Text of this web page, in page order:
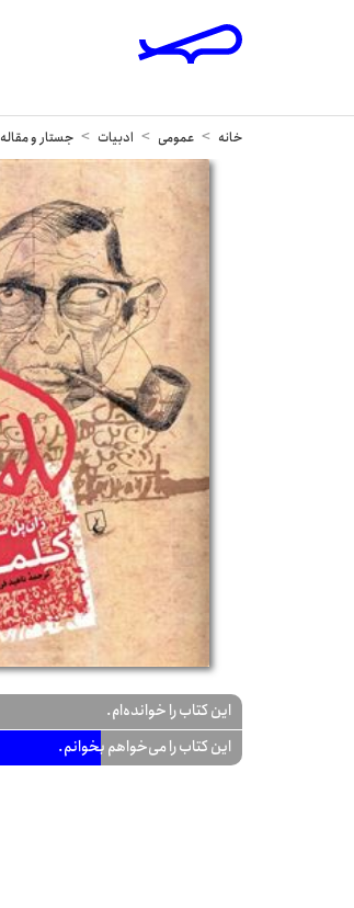
خانه عمومی ادبیات جستار و مقاله
این کتاب را خوانده‌ام.
این کتاب را می‌خواهم بخوانم.